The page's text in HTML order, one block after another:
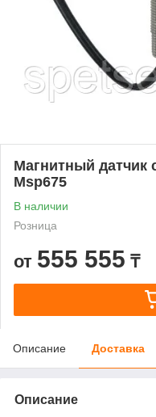
Магнитный датчик
Msp675
В наличии
Розница
от 555 555 ₸
Описание Доставка
Описание